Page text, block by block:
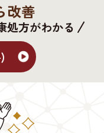
改善
処方がわかる